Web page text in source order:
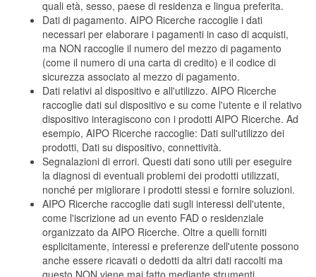
quali età, sesso, paese di residenza e lingua preferita.
Dati di pagamento. AIPO Ricerche raccoglie i dati
necessari per elaborare i pagamenti in caso di acquisti,
ma NON raccoglie il numero del mezzo di pagamento
(come il numero di una carta di credito) e il codice di
sicurezza associato al mezzo di pagamento.
Dati relativi al dispositivo e all'utilizzo. AIPO Ricerche
raccoglie dati sul dispositivo e su come l'utente e il relativo
dispositivo interagiscono con i prodotti AIPO Ricerche. Ad
esempio, AIPO Ricerche raccoglie: Dati sull'utilizzo dei
prodotti, Dati su dispositivo, connettività.
Segnalazioni di errori. Questi dati sono utili per eseguire
la diagnosi di eventuali problemi dei prodotti utilizzati,
nonché per migliorare i prodotti stessi e fornire soluzioni.
AIPO Ricerche raccoglie dati sugli interessi dell'utente,
come l'iscrizione ad un evento FAD o residenziale
organizzato da AIPO Ricerche. Oltre a quelli forniti
esplicitamente, interessi e preferenze dell'utente possono
anche essere ricavati o dedotti da altri dati raccolti ma
questo NON viene mai fatto mediante strumenti